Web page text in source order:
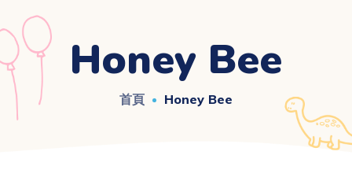
Honey Bee
首頁 Honey Bee